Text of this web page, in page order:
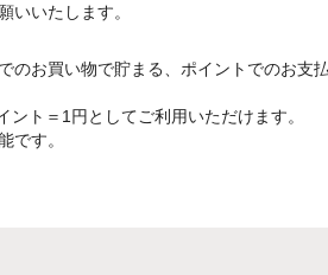
いいたします。
のお買い物で貯まる、ポイントでのお支
ト＝1円としてご利用いただけます。
です。